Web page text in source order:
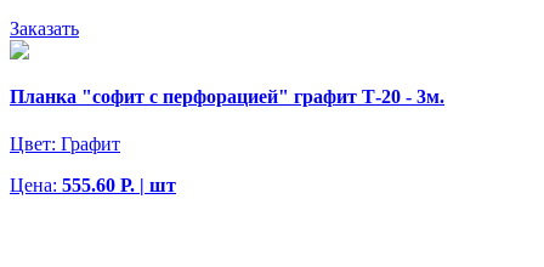
Заказать
Планка "софит с перфорацией" графит Т-20 - 3м.
Цвет: Графит
Цена: 555.60 Р. | шт